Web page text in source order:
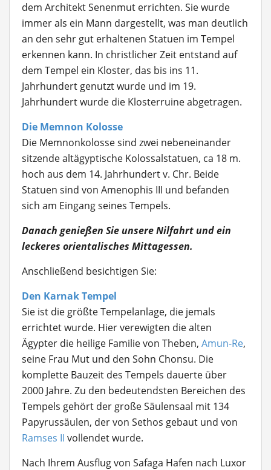
dem Architekt Senenmut errichten. Sie wurde
immer als ein Mann dargestellt, was man deutlich
an den sehr gut erhaltenen Statuen im Tempel
erkennen kann. In christlicher Zeit entstand auf
dem Tempel ein Kloster, das bis ins 11.
Jahrhundert genutzt wurde und im 19.
Jahrhundert wurde die Klosterruine abgetragen.
Die Memnon Kolosse
Die Memnonkolosse sind zwei nebeneinander
sitzende altägyptische Kolossalstatuen, ca 18 m.
hoch aus dem 14. Jahrhundert v. Chr. Beide
Statuen sind von Amenophis III und befanden
sich am Eingang seines Tempels.
Danach genießen Sie unsere Nilfahrt und ein
leckeres orientalisches Mittagessen.
Anschließend besichtigen Sie:
Den Karnak Tempel
Sie ist die größte Tempelanlage, die jemals
errichtet wurde. Hier verewigten die alten
Ägypter die heilige Familie von Theben, Amun-Re,
seine Frau Mut und den Sohn Chonsu. Die
komplette Bauzeit des Tempels dauerte über
2000 Jahre. Zu den bedeutendsten Bereichen des
Tempels gehört der große Säulensaal mit 134
Papyrussäulen, der von Sethos gebaut und von
Ramses II vollendet wurde.
Nach Ihrem Ausflug von Safaga Hafen nach Luxor